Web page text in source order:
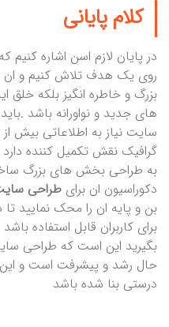
کلام پایانی
در پایان لازم اسن اشاره کنیم
روی یک هدف تلاش کنیم و ان
بزرگ و خاطره انگیز بلکه خلق
های جدید و نواورانه باشد
سایت نیاز به اطلاعاتی بیش
گرافیک نقش تکمیل کننده دارد
به طراحی بخش های بزرگ
دکوراسیون ان برای طراحی
بن و پایه ان را محک نمایید تا
برای کاربران قابل استفاده
بگیرید این است که طراحی
حال رشد و پیشرفت است و
درستی بنا شده باشد